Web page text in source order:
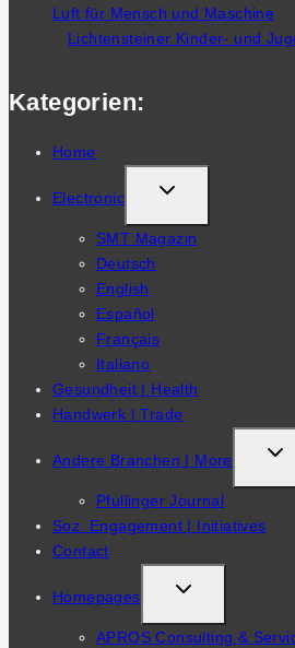
Luft für Mensch und Maschine
Lichtensteiner Kinder- und
Kategorien:
Home
Electronic
TOGGLE
CHILD
MENU
SMT Magazin
Deutsch
English
Español
Français
Italiano
Gesundheit | Health
Handwerk | Trade
Andere Branchen | More
Pfullinger Journal
Soz. Engagement | Initiatives
Contact
Homepages
TOGGLE
CHILD
APROS Consulting &